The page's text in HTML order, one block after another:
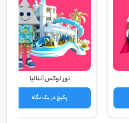
تور لوکس آنتالیا
پکیج در یک نگاه